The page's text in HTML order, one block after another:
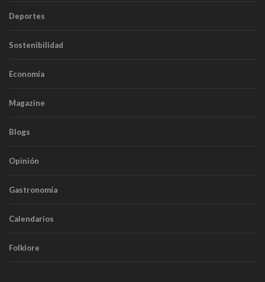
Deportes
Sostenibilidad
Economía
Magazine
Blogs
Opinión
Gastronomía
Calendarios
Folklore